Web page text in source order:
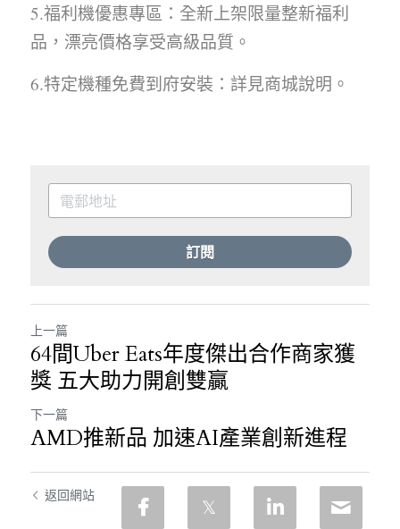
5.福利機優惠專區：全新上架限量整新福利
品，漂亮價格享受高級品質。
6.特定機種免費到府安裝：詳見商城說明。
訂閱
上一篇
64間Uber Eats年度傑出合作商家獲
獎 五大助力開創雙贏
下一篇
AMD推新品 加速AI產業創新進程
返回網站